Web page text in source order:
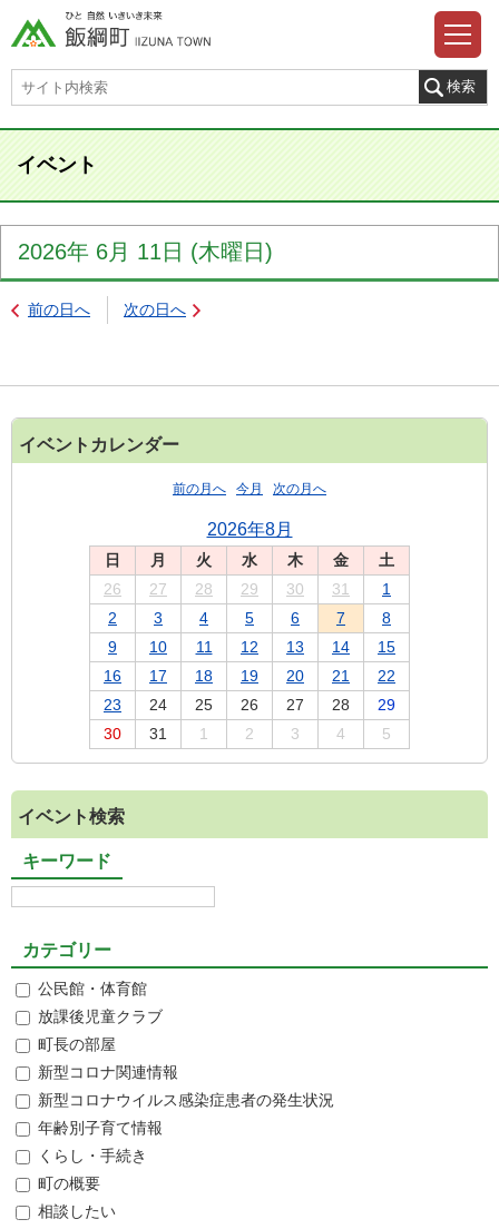
イベント
2026年 6月 11日 (木曜日 )
前の日へ 次の日へ
イベントカレンダー
前の月へ 今月 次の月へ
2026年8月
日 月 火 水 木 金
土
26
27 28 29 30 31
1
2
3 4 5 6 7
8
9
10 11 12 13 14
15
16
17 18 19 20 21
22
23
24 25 26 27 28
29
30
31 1 2 3 4 5
イベント検索
キーワード
カテゴリー
公民館・体育館
放課後児童クラブ
町長の部屋
新型コロナ関連情報
新型コロナウイルス感染症患者の発生状況
年齢別子育て情報
くらし・手続き
町の概要
相談したい